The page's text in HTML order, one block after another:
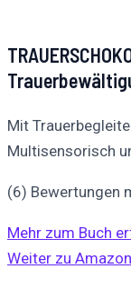
Mit
Multisensorisch
(6) Bewertungen
Mehr zum Buch
Weiter zu Amazon